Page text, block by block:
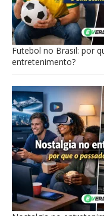
Futebol no Brasil: por
entretenimento?